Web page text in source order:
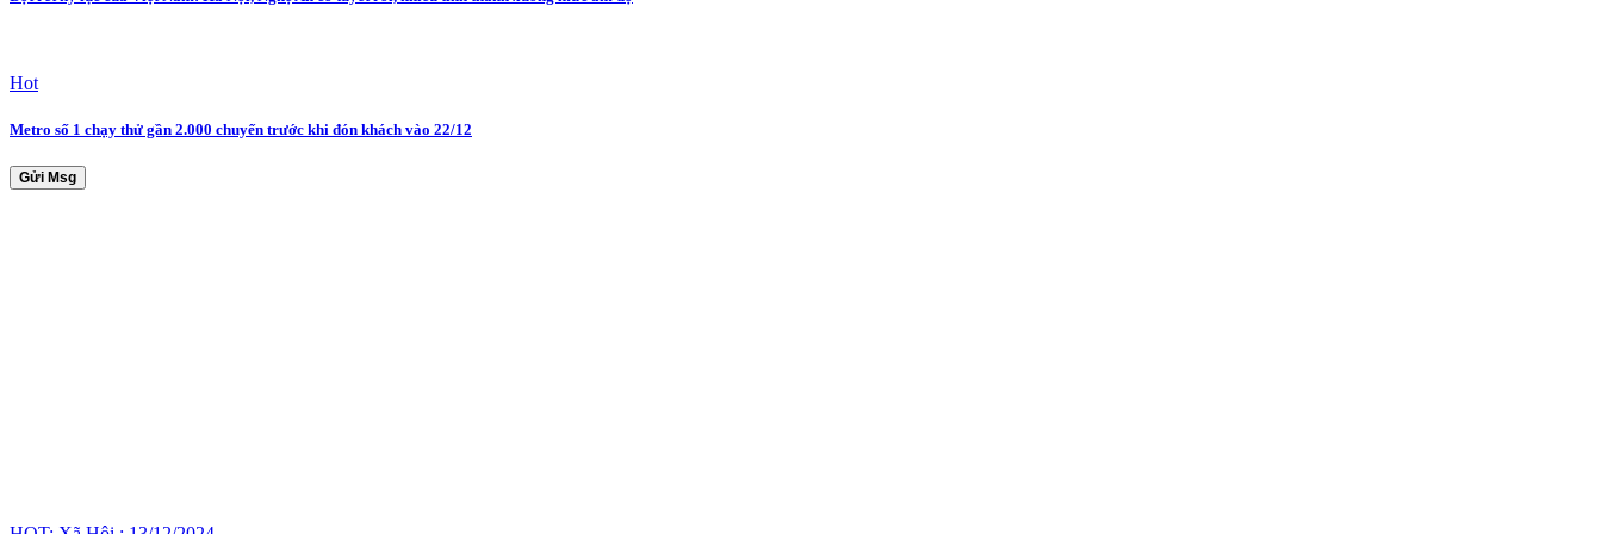
Hot
Metro số 1 chạy thử gần 2.000 chuyến trước khi đón khách vào 22/12
Gửi Msg